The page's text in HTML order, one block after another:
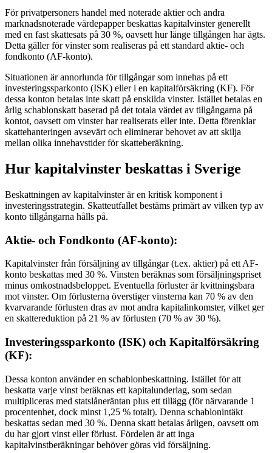
För privatpersoners handel med noterade aktier och andra
marknadsnoterade värdepapper beskattas kapitalvinster generellt
med en fast skattesats på 30 %, oavsett hur länge tillgången har ägts.
Detta gäller för vinster som realiseras på ett standard aktie- och
fondkonto (AF-konto).
Situationen är annorlunda för tillgångar som innehas på ett
investeringssparkonto (ISK) eller i en kapitalförsäkring (KF). För
dessa konton betalas inte skatt på enskilda vinster. Istället betalas en
årlig schablonskatt baserad på det totala värdet av tillgångarna på
kontot, oavsett om vinster har realiserats eller inte. Detta förenklar
skattehanteringen avsevärt och eliminerar behovet av att skilja
mellan olika innehavstider för skatteberäkning.
Hur kapitalvinster beskattas i Sverige
Beskattningen av kapitalvinster är en kritisk komponent i
investeringsstrategin. Skatteutfallet bestäms primärt av vilken typ av
konto tillgångarna hålls på.
Aktie- och Fondkonto (AF-konto):
Kapitalvinster från försäljning av tillgångar (t.ex. aktier) på ett AF-
konto beskattas med 30 %. Vinsten beräknas som försäljningspriset
minus omkostnadsbeloppet. Eventuella förluster är kvittningsbara
mot vinster. Om förlusterna överstiger vinsterna kan 70 % av den
kvarvarande förlusten dras av mot andra kapitalinkomster, vilket ger
en skattereduktion på 21 % av förlusten (70 % av 30 %).
Investeringssparkonto (ISK) och Kapitalförsäkring
(KF):
Dessa konton använder en schablonbeskattning. Istället för att
beskatta varje vinst beräknas ett kapitalunderlag, som sedan
multipliceras med statslåneräntan plus ett tillägg (för närvarande 1
procentenhet, dock minst 1,25 % totalt). Denna schablonintäkt
beskattas sedan med 30 %. Denna skatt betalas årligen, oavsett om
du har gjort vinst eller förlust. Fördelen är att inga
kapitalvinstberäkningar behöver göras vid försäljning.